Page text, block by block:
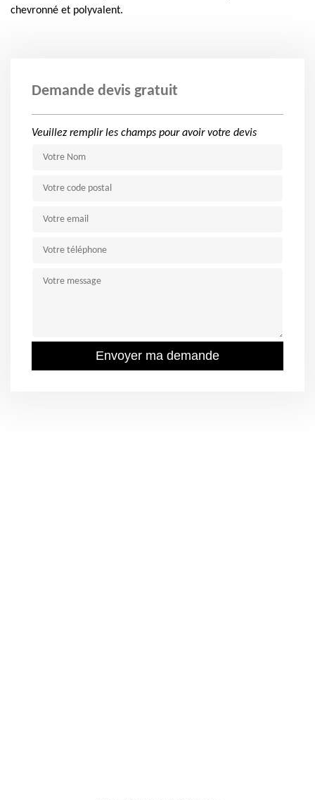
chevronné et polyvalent.
Demande devis gratuit
Veuillez remplir les champs pour avoir votre devis